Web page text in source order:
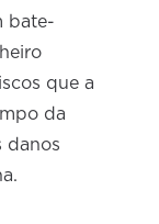
bate-
que a
da
danos